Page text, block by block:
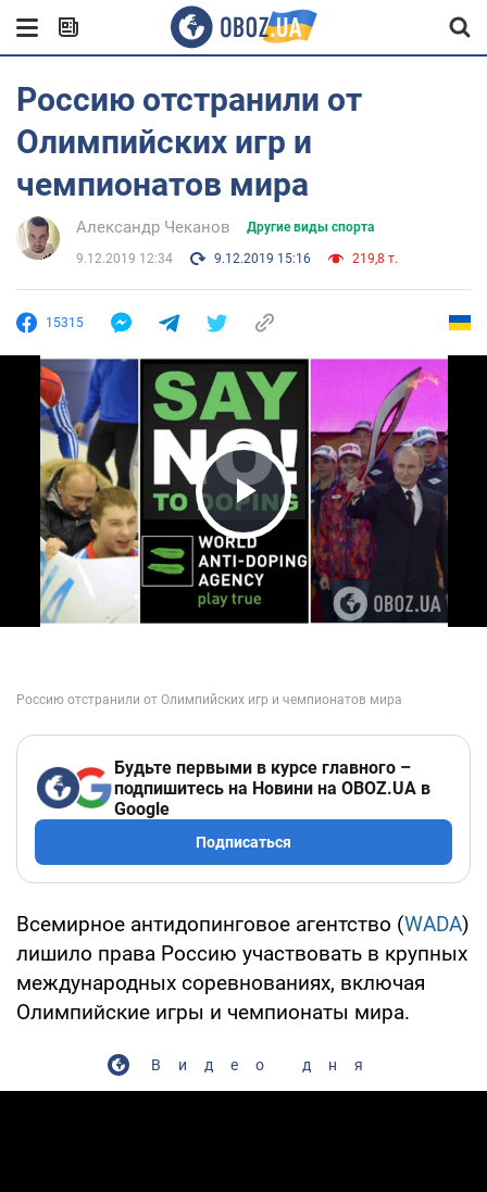
Россию отстранили от
Олимпийских игр и
чемпионатов мира
Александр Чеканов Другие виды спорта
9.12.2019 12:34 9.12.2019 15:16 219,8 т.
15315
Play Video
Будьте первыми в курсе главного –
подпишитесь на Новини на OBOZ.UA в
Google
Подписаться
Всемирное антидопинговое агентство (WADA)
лишило права Россию участвовать в крупных
международных соревнованиях, включая
Олимпийские игры и чемпионаты мира.
Видео дня